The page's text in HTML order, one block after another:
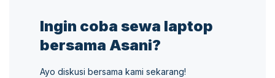
Ingin coba sewa laptop
bersama Asani?
Ayo diskusi bersama kami sekarang!